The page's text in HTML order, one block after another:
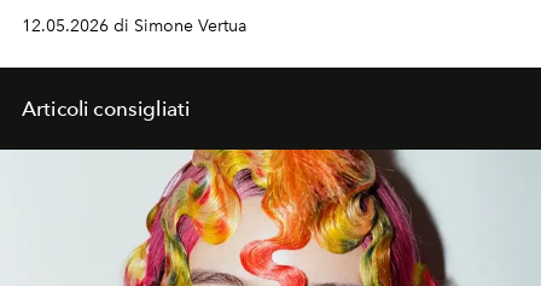
nascita, vita e morte. In partnership con Gucci e amata
abbandonare l'apatia per connettersi profondamente
con le proprie emozioni.
12.05.2026 di Simone Vertua
Articoli consigliati